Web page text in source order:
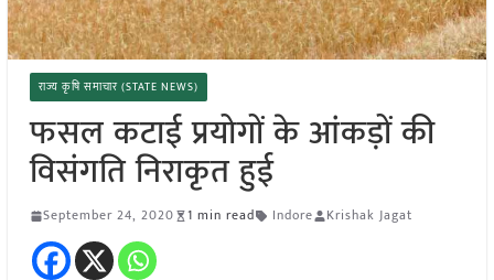
राज्य कृषि समाचार (STATE NEWS)
फसल कटाई प्रयोगों के आंकड़ों की
विसंगति निराकृत हुई
September 24, 2020 1 min read Indore Krishak Jagat